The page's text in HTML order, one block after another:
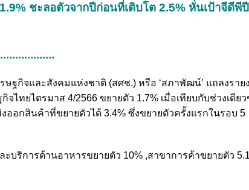
ชะลอตัวจากปีก่อนที่เติบโต 2.5% หั่นเป้าจีดีพี
ฐกิจและสังคมแห่งชาติ (สศช.) หรือ ‘สภาพัฒน์’ แถลงราย
ไทยไตรมาส 4/2566 ขยายตัว 1.7% เมื่อเทียบกับช่วงเดียว
อกสินค้าที่ขยายตัวได้ 3.4% ซึ่งขยายตัวครั้งแรกในรอบ 5
ริการด้านอาหารขยายตัว 10% ,สาขาการค้าขยายตัว